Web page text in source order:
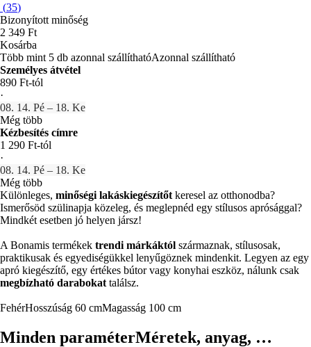
(35)
Bizonyított minőség
2 349 Ft
Kosárba
Több mint 5 db azonnal szállíthatóAzonnal szállítható
Személyes átvétel
890 Ft-tól
·
08. 14. Pé – 18. Ke
Még több
Kézbesítés címre
1 290 Ft-tól
·
08. 14. Pé – 18. Ke
Még több
Különleges, minőségi lakáskiegészítőt keresel az otthonodba?
Ismerősöd szülinapja közeleg, és meglepnéd egy stílusos aprósággal?
Mindkét esetben jó helyen jársz!
A Bonamis termékek trendi márkáktól származnak, stílusosak,
praktikusak és egyediségükkel lenyűgöznek mindenkit. Legyen az egy
apró kiegészítő, egy értékes bútor vagy konyhai eszköz, nálunk csak
megbízható darabokat találsz.
FehérHosszúság 60 cmMagasság 100 cm
Minden paraméterMéretek, anyag, …